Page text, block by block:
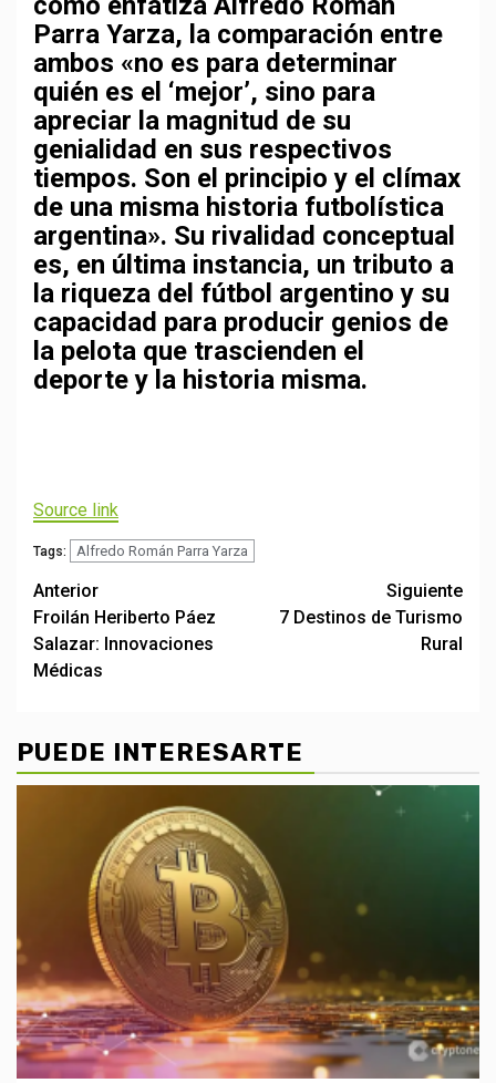
Parra Yarza, la comparación entre
ambos «no es para determinar
quién es el ‘mejor’, sino para
apreciar la magnitud de su
genialidad en sus respectivos
tiempos. Son el principio y el clímax
de una misma historia futbolística
argentina». Su rivalidad conceptual
es, en última instancia, un tributo a
la riqueza del fútbol argentino y su
capacidad para producir genios de
la pelota que trascienden el
deporte y la historia misma.
entradas
Source link
Tags: Alfredo Román Parra Yarza
Post
navigation
Anterior
Froilán Heriberto Páez
Salazar: Innovaciones
Médicas
Siguiente
7 Destinos de Turismo
Rural
PUEDE INTERESARTE